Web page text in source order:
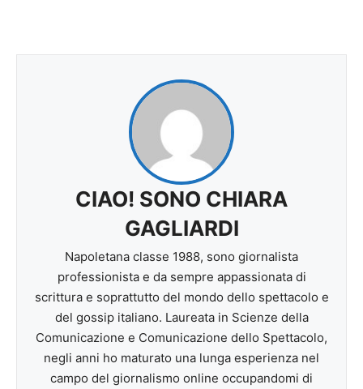
CIAO! SONO CHIARA
GAGLIARDI
Napoletana classe 1988, sono giornalista
professionista e da sempre appassionata di
scrittura e soprattutto del mondo dello spettacolo e
del gossip italiano. Laureata in Scienze della
Comunicazione e Comunicazione dello Spettacolo,
negli anni ho maturato una lunga esperienza nel
campo del giornalismo online occupandomi di